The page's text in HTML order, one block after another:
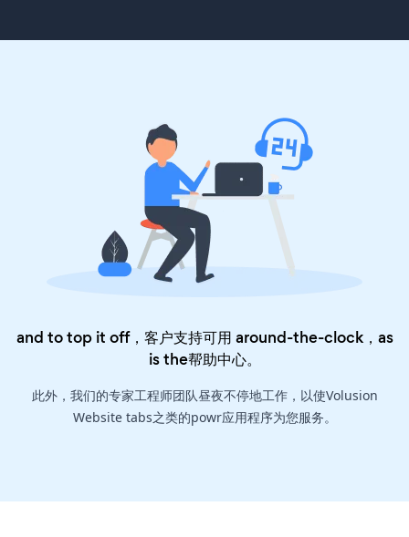
and to top it off，客户支持可用 around-the-clock，as
is the帮助中心。
此外，我们的专家工程师团队昼夜不停地工作，以使Volusion
Website tabs之类的powr应用程序为您服务。